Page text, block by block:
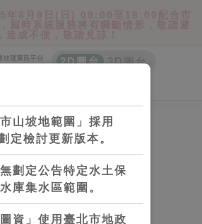
2D圖台 3D圖台
市山坡地範圍」採用
定檢討更新版本。
劃定公告特定水土保
庫集水區範圍。
圖資」使用臺北市地政